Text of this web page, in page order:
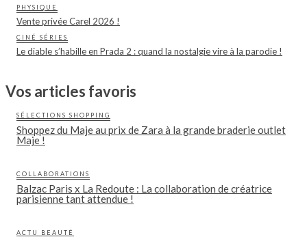
PHYSIQUE
Vente privée Carel 2026 !
CINÉ SÉRIES
Le diable s’habille en Prada 2 : quand la nostalgie vire à la parodie !
Vos articles favoris
SÉLECTIONS SHOPPING
Shoppez du Maje au prix de Zara à la grande braderie outlet
Maje !
COLLABORATIONS
Balzac Paris x La Redoute : La collaboration de créatrice
parisienne tant attendue !
ACTU BEAUTÉ